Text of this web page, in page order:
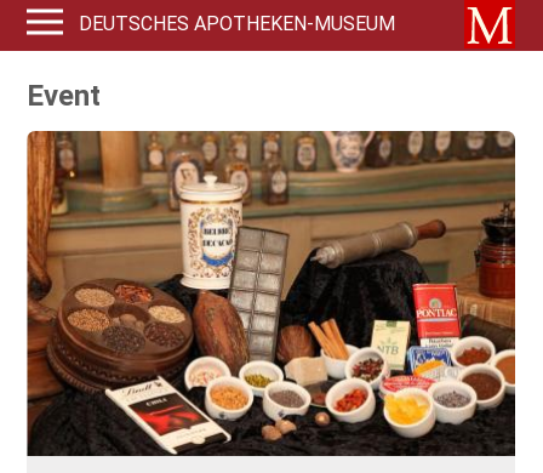
DEUTSCHES APOTHEKEN-MUSEUM
Event